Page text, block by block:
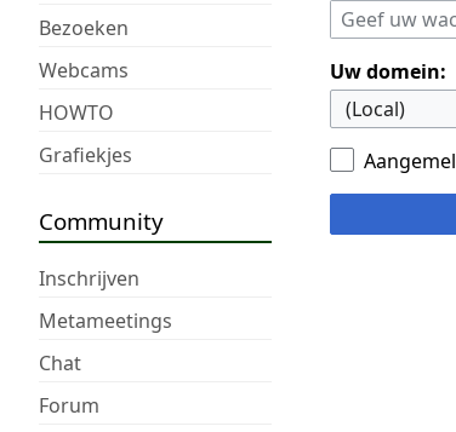
Bezoeken
Webcams
HOWTO
Grafiekjes
Community
Inschrijven
Metameetings
Chat
Forum
Uw domein: